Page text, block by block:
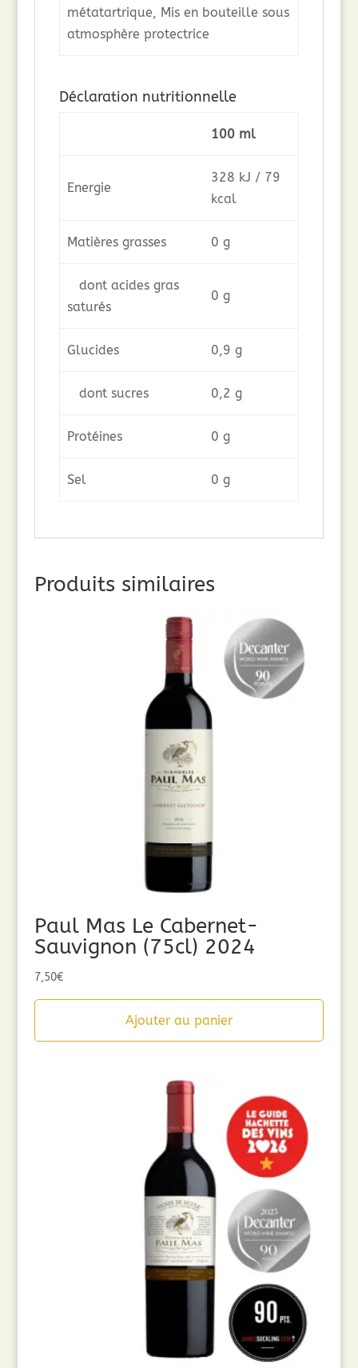
métatartrique, Mis en bouteille sous
atmosphère protectrice
Déclaration nutritionnelle
100 ml
Energie
328 kJ / 79
kcal
Matières grasses 0 g
dont acides gras
saturés
0 g
Glucides 0,9 g
dont sucres 0,2 g
Protéines 0 g
Sel 0 g
Produits similaires
Paul Mas Le Cabernet-
Sauvignon (75cl) 2024
7,50€
Ajouter au panier